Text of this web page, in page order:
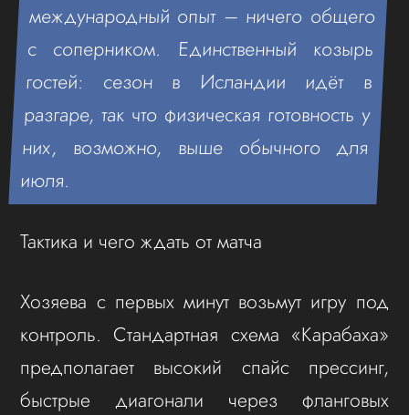
международный опыт – ничего общего
с соперником. Единственный козырь
гостей: сезон в Исландии идёт в
разгаре, так что физическая готовность у
них, возможно, выше обычного для
июля.
Тактика и чего ждать от матча
Хозяева с первых минут возьмут игру под
контроль. Стандартная схема «Карабаха»
предполагает высокий спайс прессинг,
быстрые диагонали через фланговых